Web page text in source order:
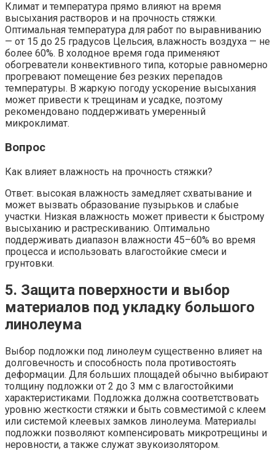
Климат и температура прямо влияют на время
высыхания растворов и на прочность стяжки.
Оптимальная температура для работ по выравниванию
— от 15 до 25 градусов Цельсия, влажность воздуха — не
более 60%. В холодное время года применяют
обогреватели конвективного типа, которые равномерно
прогревают помещение без резких перепадов
температуры. В жаркую погоду ускорение высыхания
может привести к трещинам и усадке, поэтому
рекомендовано поддерживать умеренный
микроклимат.
Вопрос
Как влияет влажность на прочность стяжки?
Ответ: высокая влажность замедляет схватывание и
может вызвать образование пузырьков и слабые
участки. Низкая влажность может привести к быстрому
высыханию и растрескиванию. Оптимально
поддерживать диапазон влажности 45–60% во время
процесса и использовать влагостойкие смеси и
грунтовки.
5. Защита поверхности и выбор
материалов под укладку большого
линолеума
Выбор подложки под линолеум существенно влияет на
долговечность и способность пола противостоять
деформации. Для больших площадей обычно выбирают
толщину подложки от 2 до 3 мм с влагостойкими
характеристиками. Подложка должна соответствовать
уровню жесткости стяжки и быть совместимой с клеем
или системой клеевых замков линолеума. Материалы
подложки позволяют компенсировать микротрещины и
неровности, а также служат звукоизолятором.